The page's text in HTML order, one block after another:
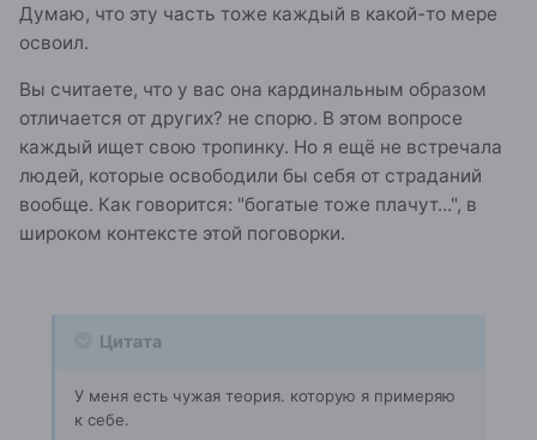
Думаю, что эту часть тоже каждый в какой-то мере
освоил.
Вы считаете, что у вас она кардинальным образом
отличается от других? не спорю. В этом вопросе
каждый ищет свою тропинку. Но я ещё не встречала
людей, которые освободили бы себя от страданий
вообще. Как говорится: "богатые тоже плачут...", в
широком контексте этой поговорки.
Цитата
У меня есть чужая теория. которую я примеряю
к себе.